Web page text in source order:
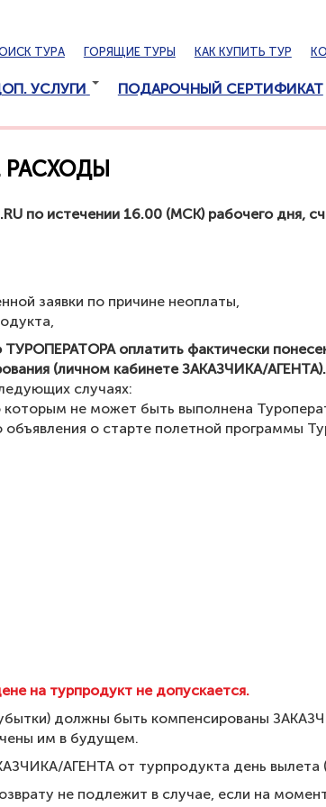
ТУРА ГОРЯЩИЕ ТУРЫ КАК КУПИТЬ ТУР
УСЛУГИ ПОДАРОЧНЫЙ СЕРТИФИКАТ
по истечении 16.00 (МСК) рабочего
заявки по причине неоплаты,
оплатить фактически
(личном кабинете ЗАКАЗЧИКА/
случаях:
которым не может быть выполнена
о старте полетной программы
на турпродукт не допускается.
должны быть компенсированы
им в будущем.
АГЕНТА от турпродукта день вылета
не подлежит в случае, если на